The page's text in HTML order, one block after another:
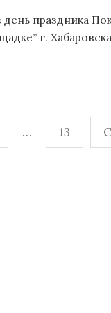
день праздника
г.
… 13